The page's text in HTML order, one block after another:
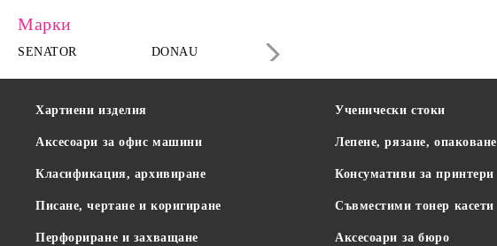
Марки
SENATOR DONAU
Хартиени изделия
Аксесоари за офис машини
Класификация, архивиране
Писане, чертане и коригиране
Перфориране и захващане
Ученически стоки
Лепене, рязане, опаковане
Консумативи за принтери
Съвместими тонер касети
Аксесоари за бюро